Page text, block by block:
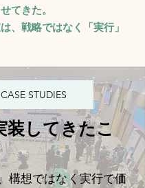
てきた。
、戦略ではなく「実行」
CASE STUDIES
装してきたこ
構想ではなく実行で価